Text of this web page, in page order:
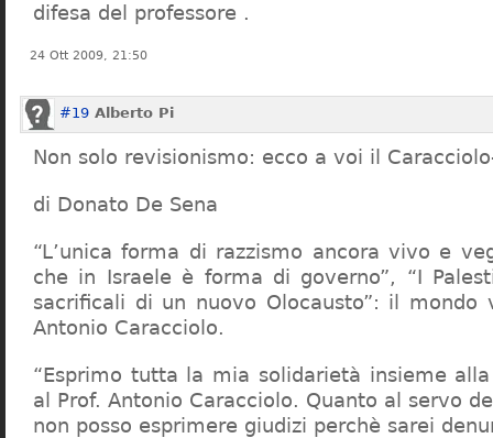
difesa del professore .
24 Ott 2009, 21:50
#19 Alberto Pi
Non solo revisionismo: ecco a voi il
di Donato De Sena
“L’unica forma di razzismo ancora vivo e
che in Israele è forma di governo”, “I
sacrificali di un nuovo Olocausto”: il mondo
Antonio Caracciolo.
“Esprimo tutta la mia solidarietà insieme
al Prof. Antonio Caracciolo. Quanto al servo
non posso esprimere giudizi perchè sarei